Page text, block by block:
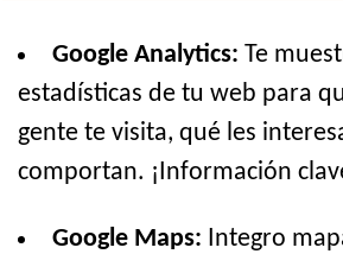
Google Analytics: Te
estadísticas de tu web para
gente te visita, qué les
comportan. ¡Información
Google Maps: Integro